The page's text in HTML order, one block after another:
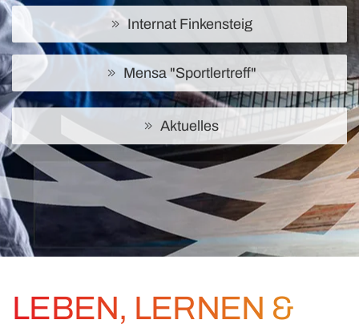
Internat Finkensteig
Mensa "Sportlertreff"
Aktuelles
LEBEN, LERNEN &